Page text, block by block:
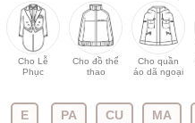
Cho Lễ
Phục
Cho đồ thể
thao
Cho quần
áo dã ngoại
E PA CU MA